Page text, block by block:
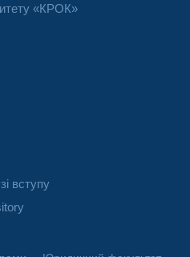
«КРОК»
вступу